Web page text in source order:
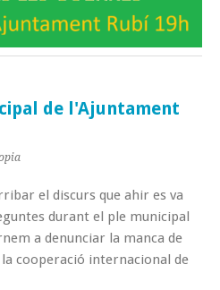
de l'Ajuntament
el discurs que ahir es va
durant el ple municipal
a denunciar la manca de
cooperació internacional de